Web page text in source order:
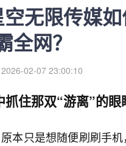
无限传媒
全网？
2026-02-07 23:00:10
住那双“游离”的眼
本只是想随便刷刷手